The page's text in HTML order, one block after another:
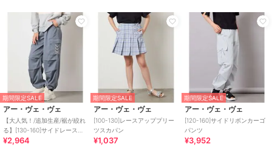
期間限定SALE
アー・ヴェ・ヴェ
【大人気！/追加生産/裾が絞れ
る】[130-160]サイドレースア
ップカーゴパンツ
¥2,964
期間限定SALE
アー・ヴェ・ヴェ
[100-130]レースアッププリー
ツスカパン
¥1,037
期間限定SALE
アー・ヴェ・ヴェ
[120-160]サイドリボンカーゴ
パンツ
¥3,952